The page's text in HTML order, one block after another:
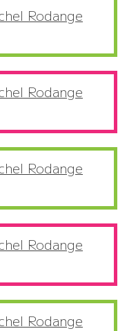
Rodange
Rodange
Rodange
Rodange
Rodange